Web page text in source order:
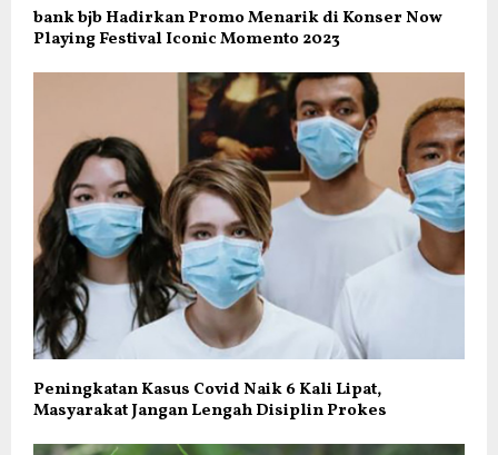
bank bjb Hadirkan Promo Menarik di Konser Now
Playing Festival Iconic Momento 2023
Peningkatan Kasus Covid Naik 6 Kali Lipat,
Masyarakat Jangan Lengah Disiplin Prokes